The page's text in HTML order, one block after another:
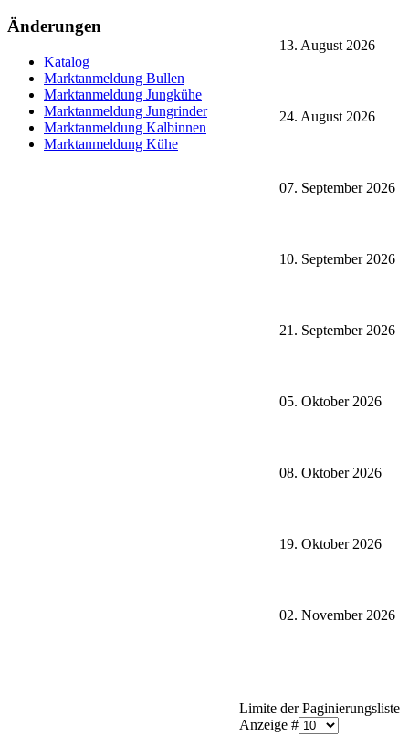
Änderungen
Katalog
Marktanmeldung Bullen
Marktanmeldung Jungkühe
Marktanmeldung Jungrinder
Marktanmeldung Kalbinnen
Marktanmeldung Kühe
13. August 2026
24. August 2026
07. September 2026
10. September 2026
21. September 2026
05. Oktober 2026
08. Oktober 2026
19. Oktober 2026
02. November 2026
Limite der Paginierungsliste
Anzeige #